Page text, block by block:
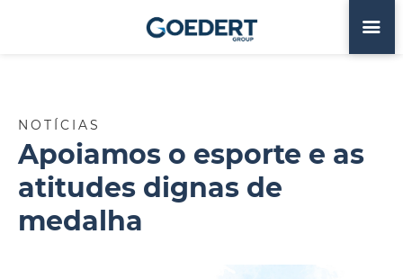
NOTÍCIAS
Apoiamos o esporte e as
atitudes dignas de
medalha